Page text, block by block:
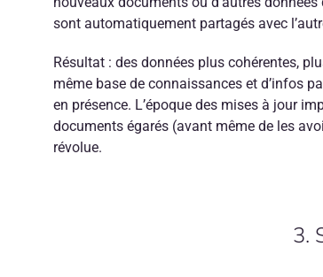
sont automatiquement partagés avec
Résultat : des données plus cohérentes,
même base de connaissances et d’infos
en présence. L’époque des mises à jour
documents égarés (avant même de les
révolue.
3.